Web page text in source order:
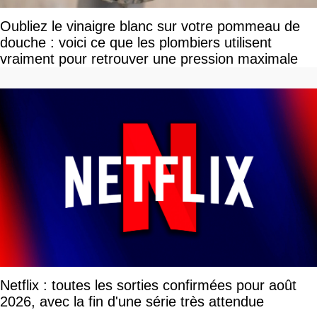
Oubliez le vinaigre blanc sur votre pommeau de
douche : voici ce que les plombiers utilisent
vraiment pour retrouver une pression maximale
Netflix : toutes les sorties confirmées pour août
2026, avec la fin d'une série très attendue